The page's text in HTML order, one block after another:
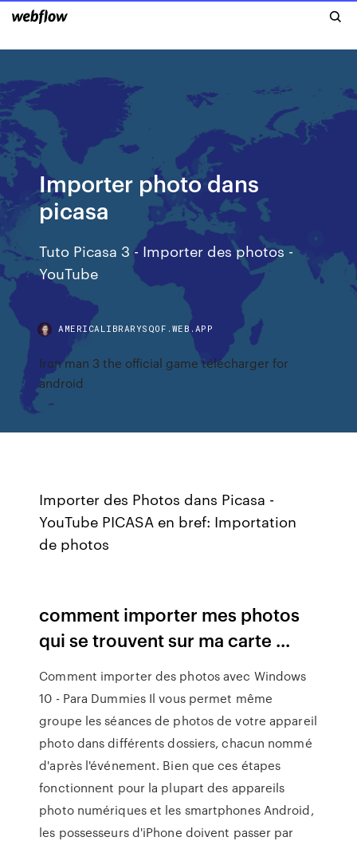
Importer photo dans
picasa
Tuto Picasa 3 - Importer des photos -
YouTube
AMERICALIBRARYSQOF.WEB.APP
Iron man 3 the official game télécharger for
android
Importer des Photos dans Picasa -
YouTube PICASA en bref: Importation
de photos
comment importer mes photos
qui se trouvent sur ma carte ...
Comment importer des photos avec Windows
10 - Para Dummies Il vous permet même
groupe les séances de photos de votre appareil
photo dans différents dossiers, chacun nommé
d'après l'événement. Bien que ces étapes
fonctionnent pour la plupart des appareils
photo numériques et les smartphones Android,
les possesseurs d'iPhone doivent passer par